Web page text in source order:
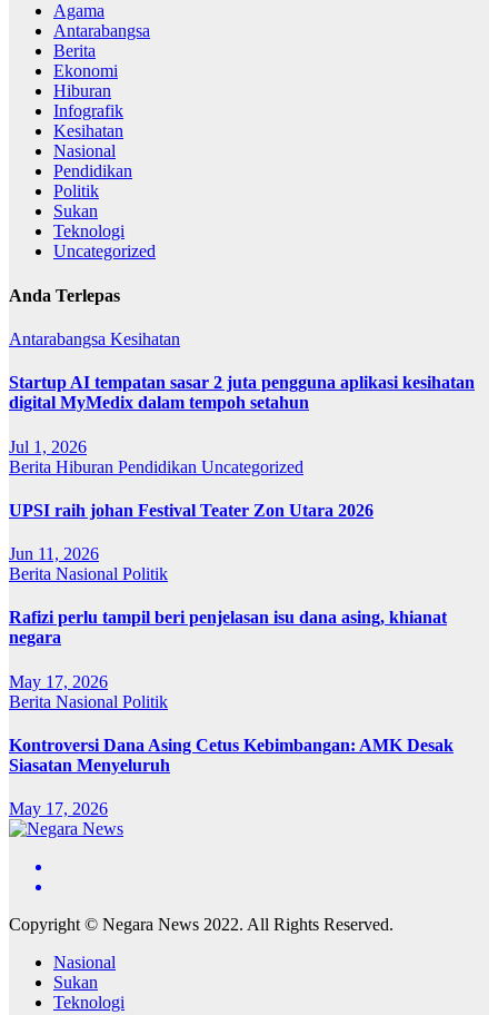
Agama
Antarabangsa
Berita
Ekonomi
Hiburan
Infografik
Kesihatan
Nasional
Pendidikan
Politik
Sukan
Teknologi
Uncategorized
Anda Terlepas
Antarabangsa Kesihatan
Startup AI tempatan sasar 2 juta pengguna aplikasi kesihatan
digital MyMedix dalam tempoh setahun
Jul 1, 2026
Berita Hiburan Pendidikan Uncategorized
UPSI raih johan Festival Teater Zon Utara 2026
Jun 11, 2026
Berita Nasional Politik
Rafizi perlu tampil beri penjelasan isu dana asing, khianat
negara
May 17, 2026
Berita Nasional Politik
Kontroversi Dana Asing Cetus Kebimbangan: AMK Desak
Siasatan Menyeluruh
May 17, 2026
Copyright © Negara News 2022. All Rights Reserved.
Nasional
Sukan
Teknologi